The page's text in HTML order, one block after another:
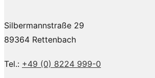
Silbermannstraße 29
89364 Rettenbach
Tel.: +49 (0) 8224 999-0